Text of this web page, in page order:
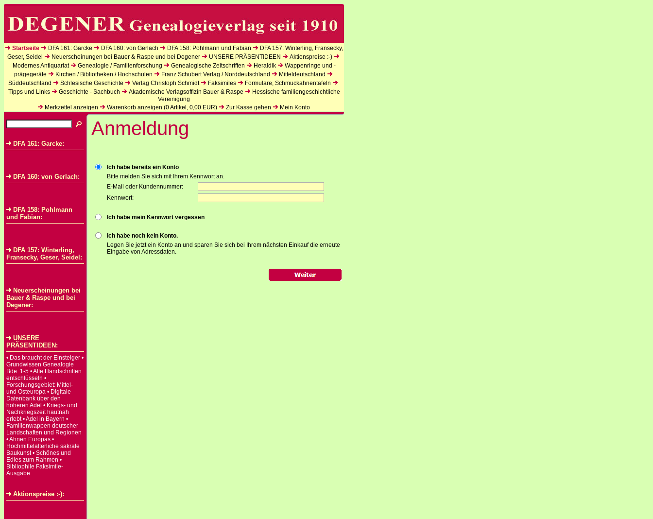
Startseite DFA 161: Garcke DFA 160: von Gerlach DFA 158: Pohlmann und Fabian
DFA 157: Winterling, Fransecky,
Geser, Seidel
Neuerscheinungen bei Bauer & Raspe und bei Degener UNSERE PRÄSENTIDEEN
Aktionspreise :-)
Modernes Antiquariat
Genealogie / Familienforschung Genealogische Zeitschriften Heraldik
Wappenringe und -
prägegeräte
Kirchen / Bibliotheken / Hochschulen Franz Schubert Verlag / Norddeutschland
Mitteldeutschland
Süddeutschland
Schlesische Geschichte Verlag Christoph Schmidt Faksimiles
Formulare, Schmuckahnentafeln
Tipps und Links
Geschichte - Sachbuch Akademische Verlagsoffizin Bauer & Raspe
Hessische familiengeschichtliche
Vereinigung
Merkzettel anzeigen
Warenkorb anzeigen (0Artikel, 0,00 EUR) Zur Kasse gehen Mein Konto
DFA 161: Garcke:
DFA 160: von Gerlach:
DFA 158: Pohlmann
und Fabian:
DFA 157: Winterling,
Fransecky, Geser, Seidel:
Neuerscheinungen bei
Bauer & Raspe und bei
Degener:
UNSERE
PRÄSENTIDEEN:
• Das braucht der Einsteiger •
Grundwissen Genealogie
Bde. 1-5 • Alte Handschriften
entschlüsseln •
Forschungsgebiet: Mittel-
und Osteuropa • Digitale
Datenbank über den
höheren Adel • Kriegs- und
Nachkriegszeit hautnah
erlebt • Adel in Bayern •
Familienwappen deutscher
Landschaften und Regionen
• Ahnen Europas •
Hochmittelalterliche sakrale
Baukunst • Schönes und
Edles zum Rahmen •
Bibliophile Faksimile-
Ausgabe
Aktionspreise :-):
Anmeldung
Ich habe bereits ein Konto
Bitte melden Sie sich mit Ihrem Kennwort an.
E-Mail oder Kundennummer:
Kennwort:
Ich habe mein Kennwort vergessen
Ich habe noch kein Konto.
Legen Sie jetzt ein Konto an und sparen Sie sich bei Ihrem nächsten Einkauf die erneute
Eingabe von Adressdaten.